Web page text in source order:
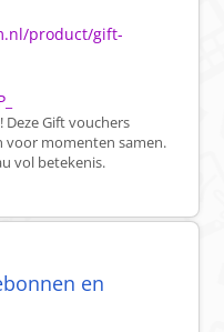
product/gift-
Gift vouchers
voor momenten samen.
vol betekenis.
en